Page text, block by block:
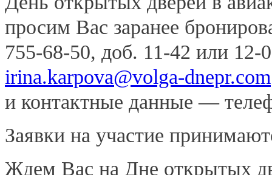
просим Вас заранее
755-68-50, доб. 11-42 или 12-
irina.karpova@volga-dnepr.com
и контактные данные —
Заявки на участие
Ждем Вас на Дне открытых